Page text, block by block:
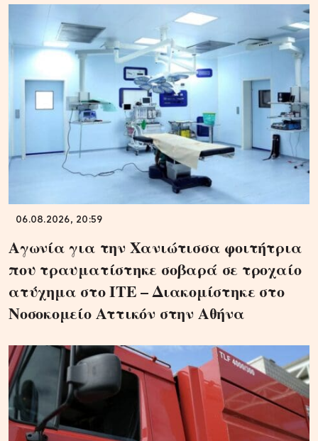
06.08.2026, 20:59
Αγωνία για την Χανιώτισσα φοιτήτρια
που τραυματίστηκε σοβαρά σε τροχαίο
ατύχημα στο ΙΤΕ – Διακομίστηκε στο
Νοσοκομείο Αττικόν στην Αθήνα